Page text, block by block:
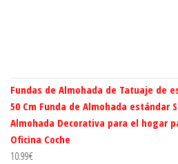
Fundas de Almohada de Tatuaje de
50 Cm Funda de Almohada estándar
Almohada Decorativa para el hogar
Oficina Coche
10.99€